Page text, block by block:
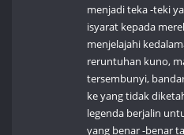
menjadi teka -teki
isyarat kepada
menjelajahi
reruntuhan kuno,
tersembunyi,
ke yang tidak
legenda berjalin
yang benar -benar